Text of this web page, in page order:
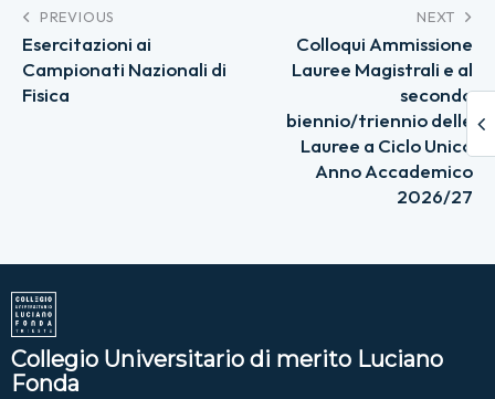
PREVIOUS
Esercitazioni ai
Campionati Nazionali di
Fisica
NEXT
Colloqui Ammissione
Lauree Magistrali e al
secondo
biennio/triennio delle
Lauree a Ciclo Unico
Anno Accademico
2026/27
Collegio Universitario di merito Luciano
Fonda